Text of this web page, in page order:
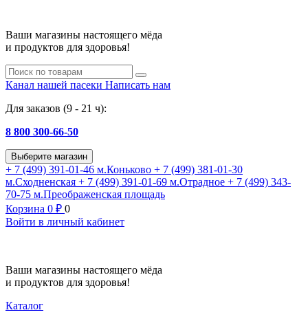
Ваши магазины настоящего мёда
и продуктов для здоровья!
Канал нашей пасеки Написать нам
Для заказов (9 - 21 ч):
8 800 300-66-50
Выберите магазин
+ 7 (499) 391-01-46 м.Коньково + 7 (499) 381-01-30
м.Сходненская + 7 (499) 391-01-69 м.Отрадное + 7 (499) 343-
70-75 м.Преображенская площадь
Корзина 0 ₽ 0
Войти в личный кабинет
Ваши магазины настоящего мёда
и продуктов для здоровья!
Каталог